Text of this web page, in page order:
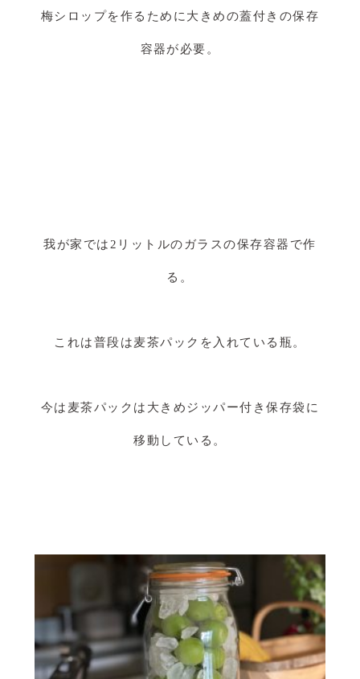
梅シロップを作るために大きめの蓋付きの保存
容器が必要。
我が家では2リットルのガラスの保存容器で作
る。
これは普段は麦茶パックを入れている瓶。
今は麦茶パックは大きめジッパー付き保存袋に
移動している。